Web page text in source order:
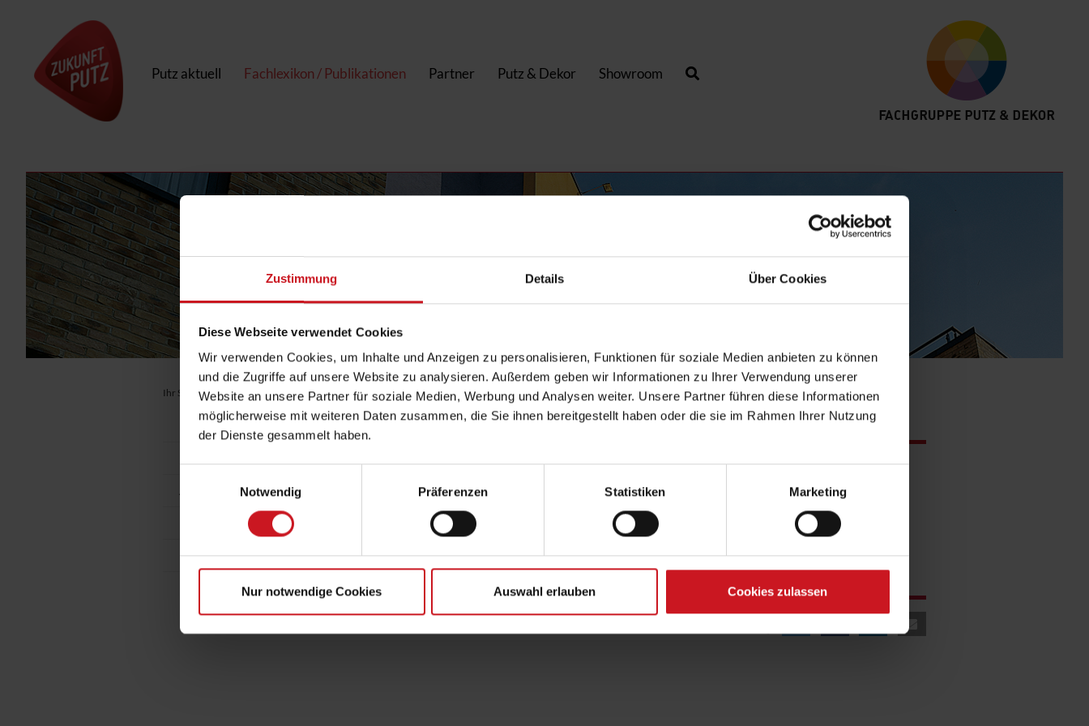
Zustimmung Details Über Cookies
Diese Webseite verwendet Cookies
Wir verwenden Cookies, um Inhalte und Anzeigen zu personalisieren, Funktionen für soziale Medien anbieten zu können
und die Zugriffe auf unsere Website zu analysieren. Außerdem geben wir Informationen zu Ihrer Verwendung unserer
Website an unsere Partner für soziale Medien, Werbung und Analysen weiter. Unsere Partner führen diese Informationen
möglicherweise mit weiteren Daten zusammen, die Sie ihnen bereitgestellt haben oder die sie im Rahmen Ihrer Nutzung
der Dienste gesammelt haben.
Notwendig
Präferenzen Statistiken Marketing
Nur notwendige Cookies Auswahl erlauben Cookies zulassen
Putz aktuell Fachlexikon / Publikationen Partner Putz & Dekor Showroom
Ihr Standort: Fachlexikon / Publikationen|Stichwort
Fachlexikon: Alphabetisch
Andere Publikationen
Bestellformular
Kontakt
Fachlexikon für Putze & Beschichtungen
Strukturviskosität
Zurück